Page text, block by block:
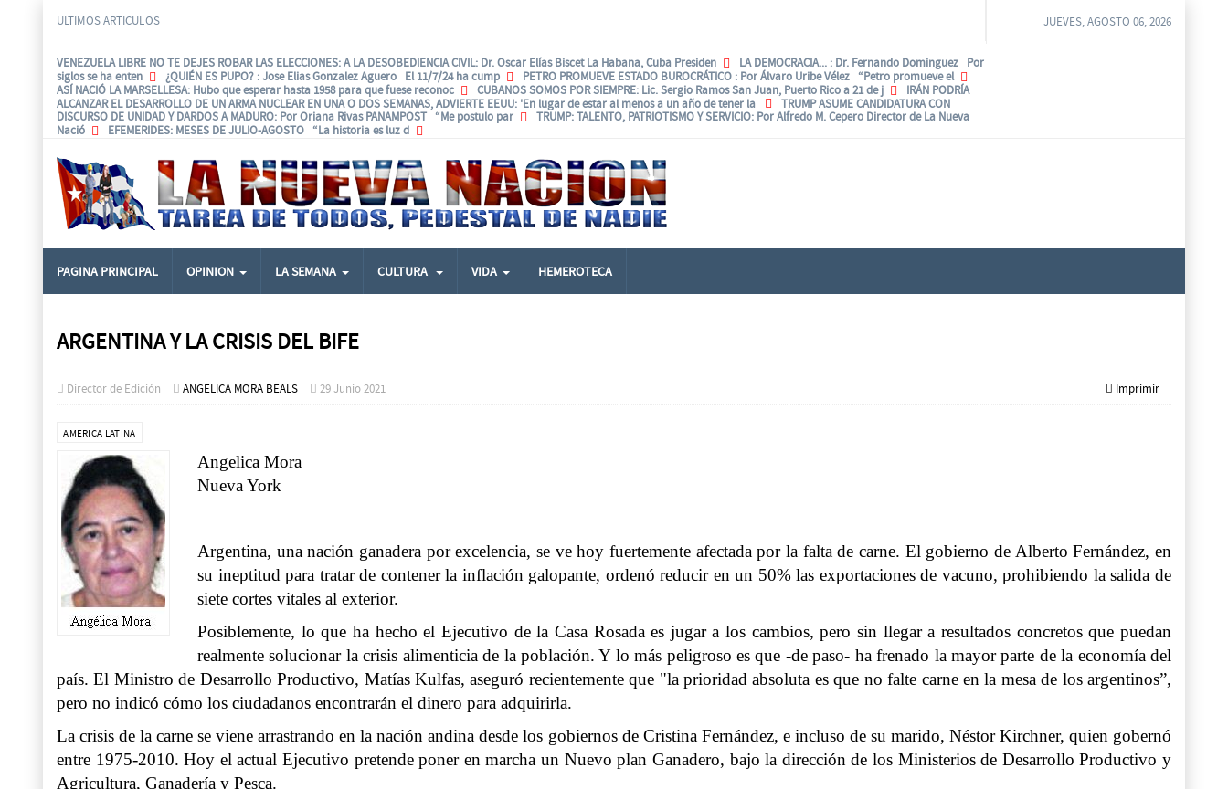
ULTIMOS ARTICULOS
VENEZUELA LIBRE NO TE DEJES ROBAR LAS ELECCIONES: A LA DESOBEDIENCIA CIVIL: Dr. Oscar Elías Biscet La Habana, Cuba Presiden LA DEMOCRACIA... : Dr. Fernando Dominguez Por
siglos se ha enten
¿QUIÉN ES PUPO? : Jose Elias Gonzalez Aguero El 11/7/24 ha cump PETRO PROMUEVE ESTADO BUROCRÁTICO : Por Álvaro Uribe Vélez “Petro promueve el
ASÍ NACIÓ LA MARSELLESA: Hubo que esperar hasta 1958 para que fuese reconoc CUBANOS SOMOS POR SIEMPRE: Lic. Sergio Ramos San Juan, Puerto Rico a 21 de j
IRÁN PODRÍA
ALCANZAR EL DESARROLLO DE UN ARMA NUCLEAR EN UNA O DOS SEMANAS, ADVIERTE EEUU: 'En lugar de estar al menos a un año de tener la
TRUMP ASUME CANDIDATURA CON
DISCURSO DE UNIDAD Y DARDOS A MADURO: Por Oriana Rivas PANAMPOST “Me postulo par TRUMP: TALENTO, PATRIOTISMO Y SERVICIO: Por Alfredo M. Cepero Director de La Nueva
Nació
EFEMERIDES: MESES DE JULIO-AGOSTO “La historia es luz d
JUEVES, AGOSTO 06, 2026
PAGINA PRINCIPAL OPINION LA SEMANA CULTURA VIDA HEMEROTECA
ARGENTINA Y LA CRISIS DEL BIFE
Imprimir
Director de Edición ANGELICA MORA BEALS 29 Junio 2021
AMERICA LATINA
Angelica Mora
Nueva York
Argentina, una nación ganadera por excelencia, se ve hoy fuertemente afectada por la falta de carne. El gobierno de Alberto Fernández, en
su ineptitud para tratar de contener la inflación galopante, ordenó reducir en un 50% las exportaciones de vacuno, prohibiendo la salida de
siete cortes vitales al exterior.
Posiblemente, lo que ha hecho el Ejecutivo de la Casa Rosada es jugar a los cambios, pero sin llegar a resultados concretos que puedan
realmente solucionar la crisis alimenticia de la población. Y lo más peligroso es que -de paso- ha frenado la mayor parte de la economía del
país. El Ministro de Desarrollo Productivo, Matías Kulfas, aseguró recientemente que "la prioridad absoluta es que no falte carne en la mesa de los argentinos”,
pero no indicó cómo los ciudadanos encontrarán el dinero para adquirirla.
La crisis de la carne se viene arrastrando en la nación andina desde los gobiernos de Cristina Fernández, e incluso de su marido, Néstor Kirchner, quien gobernó
entre 1975-2010. Hoy el actual Ejecutivo pretende poner en marcha un Nuevo plan Ganadero, bajo la dirección de los Ministerios de Desarrollo Productivo y
Agricultura, Ganadería y Pesca.